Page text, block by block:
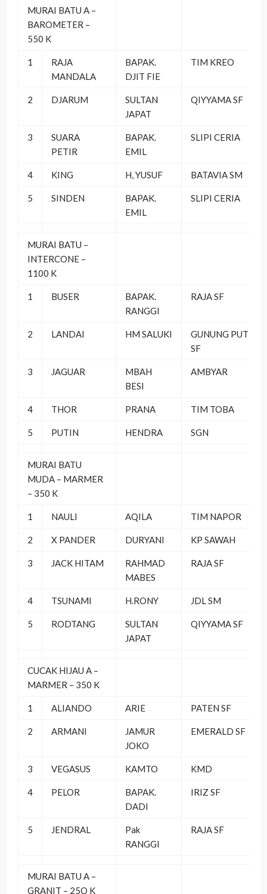
MURAI BATU A –
BAROMETER –
550 K
1
RAJA
MANDALA
BAPAK.
DJIT FIE
TIM KREO
2 DJARUM
SULTAN
JAPAT
QIYYAMA SF
3
SUARA
PETIR
BAPAK.
EMIL
SLIPI CERIA
4 KING H, YUSUF BATAVIA SM
5 SINDEN
BAPAK.
EMIL
SLIPI CERIA
MURAI BATU –
INTERCONE –
1100 K
1 BUSER
BAPAK.
RANGGI
RAJA SF
2 LANDAI HM SALUKI
GUNUNG PUTRI
SF
3 JAGUAR
MBAH
BESI
AMBYAR
4 THOR PRANA TIM TOBA
5 PUTIN HENDRA SGN
MURAI BATU
MUDA – MARMER
– 350 K
1 NAULI AQILA TIM NAPOR
2 X PANDER DURYANI KP SAWAH
3 JACK HITAM
RAHMAD
MABES
RAJA SF
4 TSUNAMI H.RONY JDL SM
5 RODTANG
SULTAN
JAPAT
QIYYAMA SF
CUCAK HIJAU A –
MARMER – 350 K
1 ALIANDO ARIE PATEN SF
2 ARMANI
JAMUR
JOKO
EMERALD SF
3 VEGASUS KAMTO KMD
4 PELOR
BAPAK.
DADI
IRIZ SF
5 JENDRAL
Pak
RANGGI
RAJA SF
MURAI BATU A –
GRANIT – 25O K